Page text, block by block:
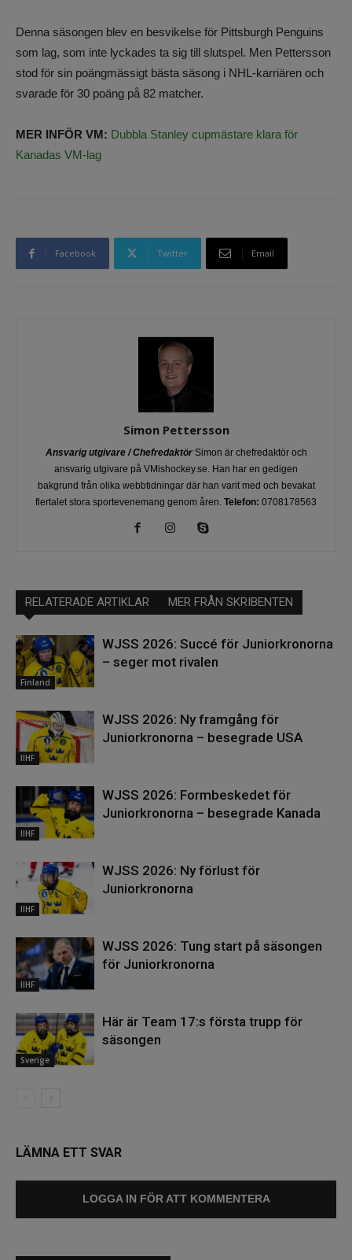
Denna säsongen blev en besvikelse för Pittsburgh Penguins
som lag, som inte lyckades ta sig till slutspel. Men Pettersson
stod för sin poängmässigt bästa säsong i NHL-karriären och
svarade för 30 poäng på 82 matcher.
MER INFÖR VM: Dubbla Stanley cupmästare klara för
Kanadas VM-lag
Facebook Twitter Email
Simon Pettersson
Ansvarig utgivare / Chefredaktör Simon är chefredaktör och
ansvarig utgivare på VMishockey.se. Han har en gedigen
bakgrund från olika webbtidningar där han varit med och bevakat
flertalet stora sportevenemang genom åren. Telefon: 0708178563
RELATERADE ARTIKLAR MER FRÅN SKRIBENTEN
Finland
WJSS 2026: Succé för Juniorkronorna
– seger mot rivalen
IIHF
WJSS 2026: Ny framgång för
Juniorkronorna – besegrade USA
IIHF
WJSS 2026: Formbeskedet för
Juniorkronorna – besegrade Kanada
IIHF
WJSS 2026: Ny förlust för
Juniorkronorna
IIHF
WJSS 2026: Tung start på säsongen
för Juniorkronorna
Sverige
Här är Team 17:s första trupp för
säsongen
LÄMNA ETT SVAR
LOGGA IN FÖR ATT KOMMENTERA